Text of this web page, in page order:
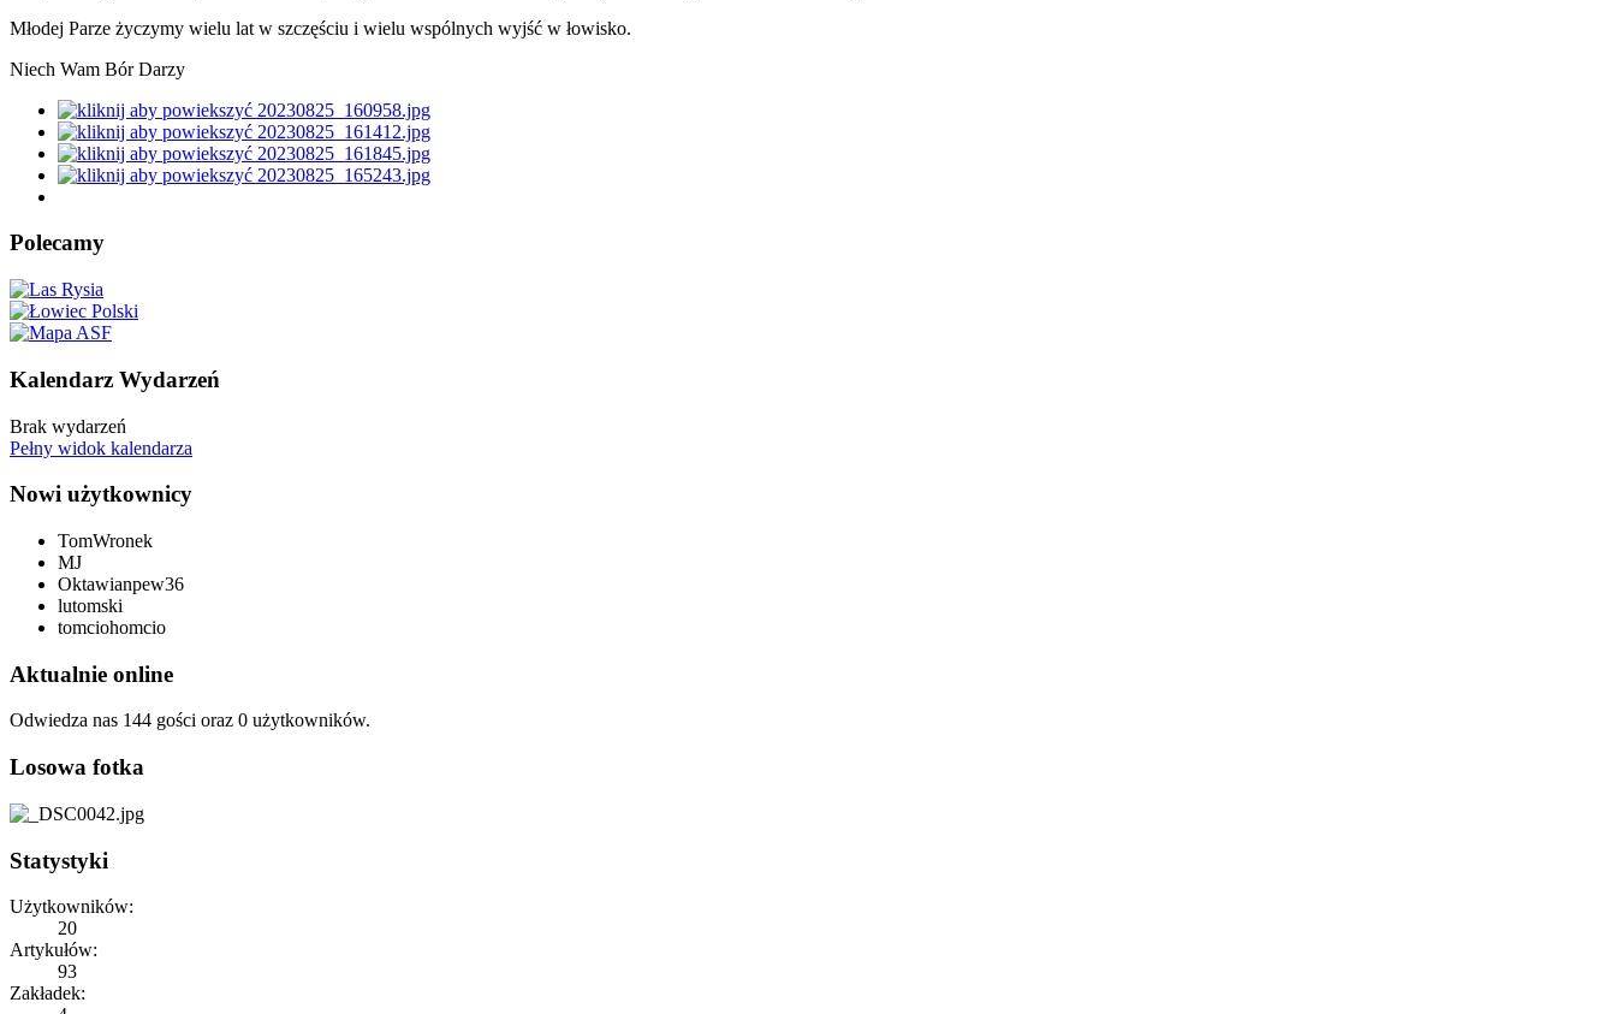
Młodej Parze życzymy wielu lat w szczęściu i wielu wspólnych wyjść w łowisko.
Niech Wam Bór Darzy
Polecamy
Kalendarz Wydarzeń
Brak wydarzeń
Pełny widok kalendarza
Nowi użytkownicy
TomWronek
MJ
Oktawianpew36
lutomski
tomciohomcio
Aktualnie online
Odwiedza nas 144 gości oraz 0 użytkowników.
Losowa fotka
Statystyki
Użytkowników:
20
Artykułów:
93
Zakładek: